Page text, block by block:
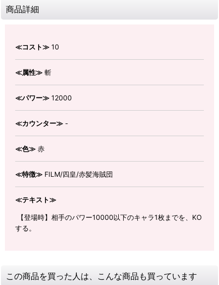
商品詳細
≪コスト≫ 10
≪属性≫ 斬
≪パワー≫ 12000
≪カウンター≫ -
≪色≫ 赤
≪特徴≫ FILM/四皇/赤髪海賊団
≪テキスト≫
【登場時】相手のパワー10000以下のキャラ1枚までを、KO
する。
この商品を買った人は、こんな商品も買っています